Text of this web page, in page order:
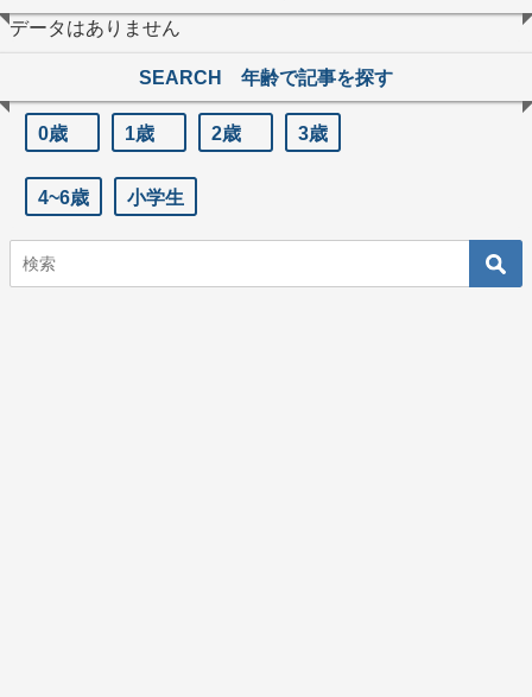
データはありません
SEARCH 年齢で記事を探す
0歳 1歳 2歳 3歳
4~6歳 小学生